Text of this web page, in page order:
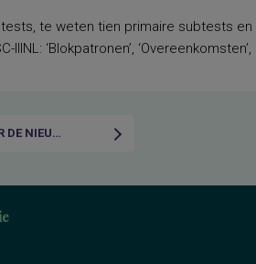
te weten tien primaire subtests
‘Blokpatronen’,
INSCHRIJVEN VOOR DE NIEUWSBRIEF